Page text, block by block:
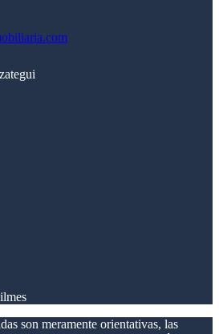
son meramente orientativas, las